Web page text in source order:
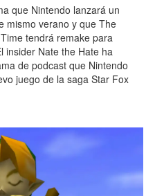
que Nintendo lanzará un
mismo verano y que The
tendrá remake para
insider Nate the Hate ha
de podcast que Nintendo
juego de la saga Star Fox